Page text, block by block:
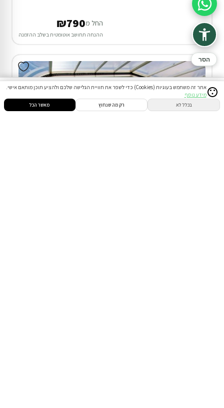
הזמנות הודעות התחבר
החל מ₪790
ההנחה תחושב אוטומטית בשלב ההזמנה
אתר זה משתמש בעוגיות (Cookies) כדי לשפר את חוויית הגלישה שלכם ולהציע תוכן מותאם אישי.
מידע נוסף
בכלל לא רק מה שנחוץ מאשר הכל
סיוע בהזמנה
הסר